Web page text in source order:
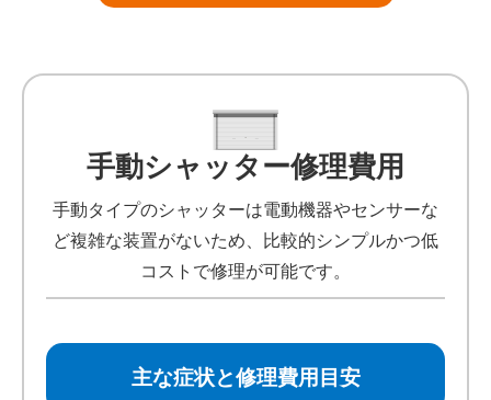
手動シャッター修理費用
手動タイプのシャッターは電動機器やセンサーな
ど複雑な装置がないため、比較的シンプルかつ低
コストで修理が可能です。
主な症状と修理費用目安